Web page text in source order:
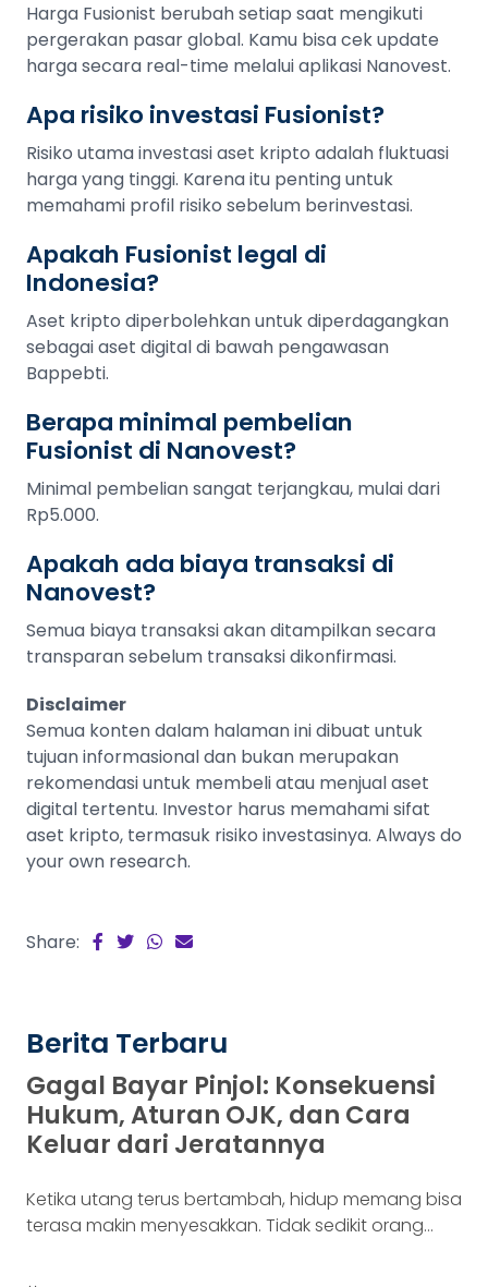
Harga Fusionist berubah setiap saat mengikuti
pergerakan pasar global. Kamu bisa cek update
harga secara real-time melalui aplikasi Nanovest.
Apa risiko investasi Fusionist?
Risiko utama investasi aset kripto adalah fluktuasi
harga yang tinggi. Karena itu penting untuk
memahami profil risiko sebelum berinvestasi.
Apakah Fusionist legal di
Indonesia?
Aset kripto diperbolehkan untuk diperdagangkan
sebagai aset digital di bawah pengawasan
Bappebti.
Berapa minimal pembelian
Fusionist di Nanovest?
Minimal pembelian sangat terjangkau, mulai dari
Rp5.000.
Apakah ada biaya transaksi di
Nanovest?
Semua biaya transaksi akan ditampilkan secara
transparan sebelum transaksi dikonfirmasi.
Disclaimer
Semua konten dalam halaman ini dibuat untuk
tujuan informasional dan bukan merupakan
rekomendasi untuk membeli atau menjual aset
digital tertentu. Investor harus memahami sifat
aset kripto, termasuk risiko investasinya. Always do
your own research.
Share:
Berita Terbaru
Gagal Bayar Pinjol: Konsekuensi
Hukum, Aturan OJK, dan Cara
Keluar dari Jeratannya
Ketika utang terus bertambah, hidup memang bisa
terasa makin menyesakkan. Tidak sedikit orang